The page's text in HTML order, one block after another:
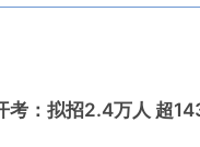
考：拟招2.4万人 超